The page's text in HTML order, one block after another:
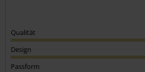
Qualität
Design
Passform